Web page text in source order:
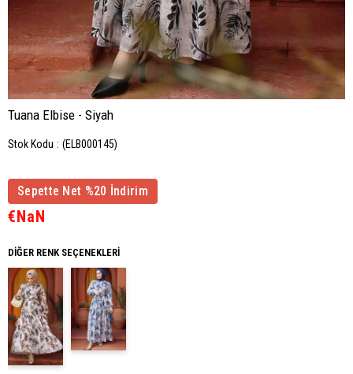
Tuana Elbise - Siyah
Stok Kodu (ELB000145)
Sepette Net %20 İndirim
€NaN
DIĞER RENK SEÇENEKLERI